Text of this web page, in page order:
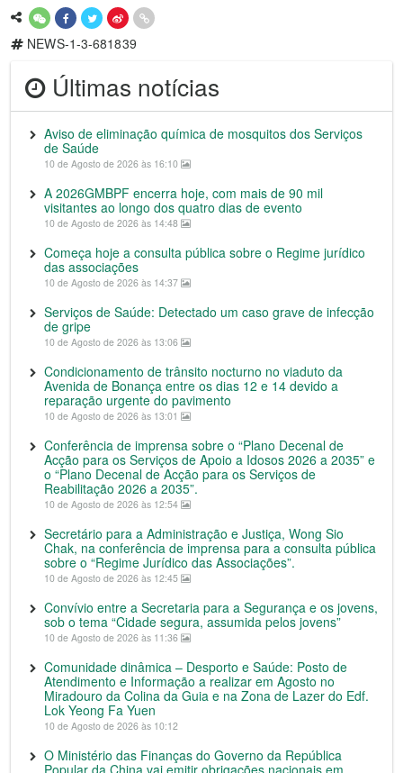
NEWS-1-3-681839
Últimas notícias
Aviso de eliminação química de mosquitos dos Serviços
de Saúde
10 de Agosto de 2026 às 16:10
A 2026GMBPF encerra hoje, com mais de 90 mil
visitantes ao longo dos quatro dias de evento
10 de Agosto de 2026 às 14:48
Começa hoje a consulta pública sobre o Regime jurídico
das associações
10 de Agosto de 2026 às 14:37
Serviços de Saúde: Detectado um caso grave de infecção
de gripe
10 de Agosto de 2026 às 13:06
Condicionamento de trânsito nocturno no viaduto da
Avenida de Bonança entre os dias 12 e 14 devido a
reparação urgente do pavimento
10 de Agosto de 2026 às 13:01
Conferência de imprensa sobre o “Plano Decenal de
Acção para os Serviços de Apoio a Idosos 2026 a 2035” e
o “Plano Decenal de Acção para os Serviços de
Reabilitação 2026 a 2035”.
10 de Agosto de 2026 às 12:54
Secretário para a Administração e Justiça, Wong Sio
Chak, na conferência de imprensa para a consulta pública
sobre o “Regime Jurídico das Associações”.
10 de Agosto de 2026 às 12:45
Convívio entre a Secretaria para a Segurança e os jovens,
sob o tema “Cidade segura, assumida pelos jovens”
10 de Agosto de 2026 às 11:36
Comunidade dinâmica – Desporto e Saúde: Posto de
Atendimento e Informação a realizar em Agosto no
Miradouro da Colina da Guia e na Zona de Lazer do Edf.
Lok Yeong Fa Yuen
10 de Agosto de 2026 às 10:12
O Ministério das Finanças do Governo da República